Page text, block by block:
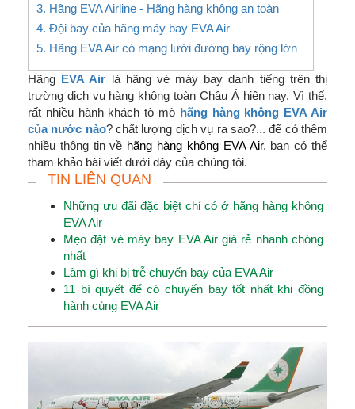
3. Hãng EVA Airline - Hãng hàng không an toàn
4. Đội bay của hãng máy bay EVA Air
5. Hãng EVA Air có mạng lưới đường bay rộng lớn
Hãng EVA Air là hãng vé máy bay danh tiếng trên thị
trường dịch vụ hàng không toàn Châu Á hiện nay. Vì thế,
rất nhiều hành khách tò mò hãng hàng không EVA Air
của nước nào? chất lượng dịch vụ ra sao?... để có thêm
nhiều thông tin về hãng hàng không EVA Air, bạn có thể
tham khảo bài viết dưới đây của chúng tôi.
TIN LIÊN QUAN
Những ưu đãi đặc biệt chỉ có ở hãng hàng không
EVA Air
Mẹo đặt vé máy bay EVA Air giá rẻ nhanh chóng
nhất
Làm gì khi bị trễ chuyến bay của EVA Air
11 bí quyết để có chuyến bay tốt nhất khi đồng
hành cùng EVA Air